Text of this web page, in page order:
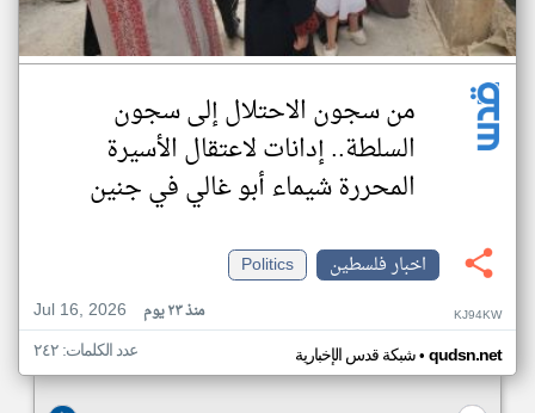
من سجون الاحتلال إلى سجون
السلطة.. إدانات لاعتقال الأسيرة
المحررة شيماء أبو غالي في جنين
اخبار فلسطين
Politics
Jul 16, 2026
منذ ٢٣ يوم KJ94KW
شبكة قدس الإخبارية• qudsn.net عدد الكلمات: ٢٤٢